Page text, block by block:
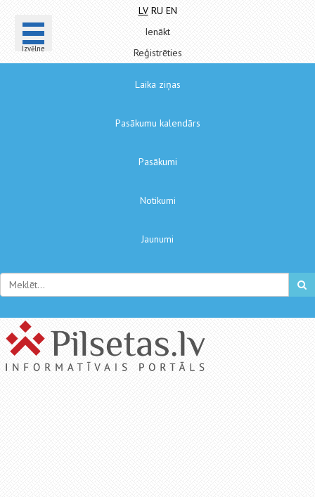
Izvēlne
LV RU EN
Ienākt
Reģistrēties
Laika ziņas
Pasākumu kalendārs
Pasākumi
Notikumi
Jaunumi